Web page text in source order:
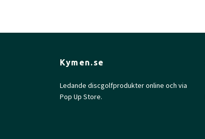
Kymen.se
Ledande discgolfprodukter online och via
Pop Up Store.